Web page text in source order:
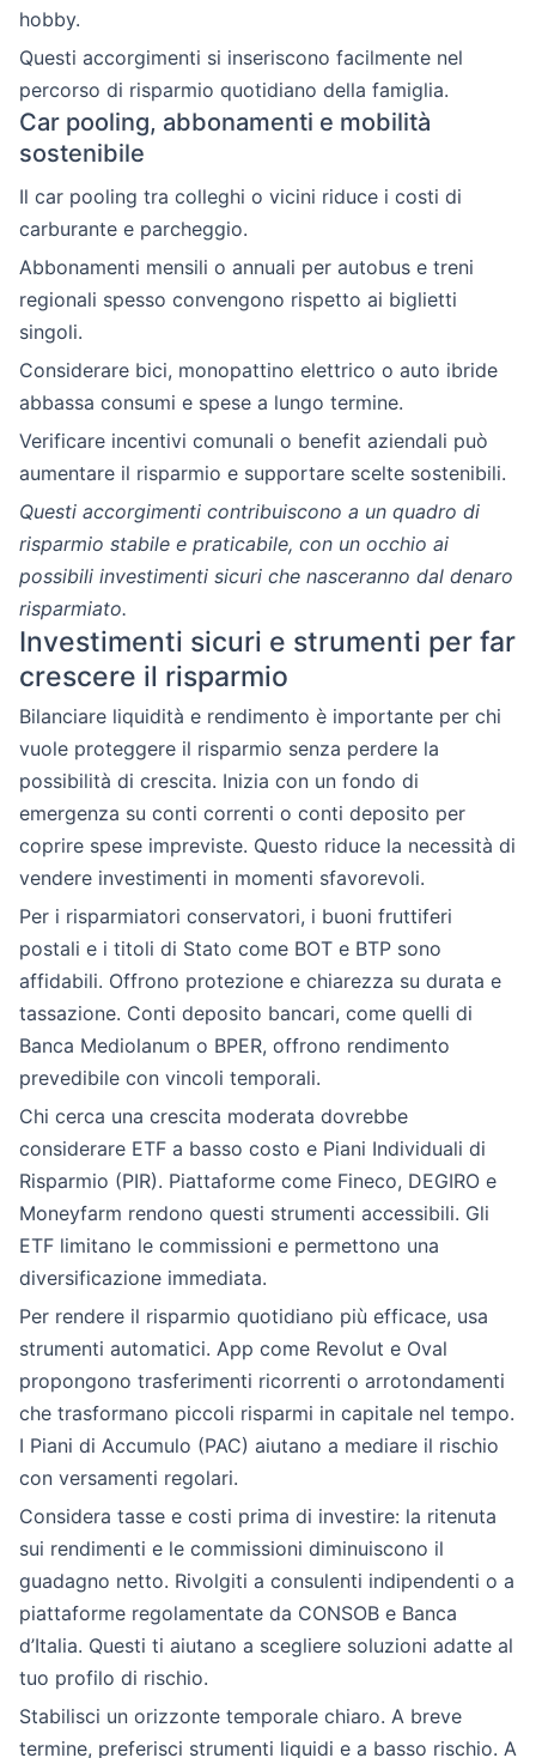
hobby.
Questi accorgimenti si inseriscono facilmente nel
percorso di risparmio quotidiano della famiglia.
Car pooling, abbonamenti e mobilità
sostenibile
Il car pooling tra colleghi o vicini riduce i costi di
carburante e parcheggio.
Abbonamenti mensili o annuali per autobus e treni
regionali spesso convengono rispetto ai biglietti
singoli.
Considerare bici, monopattino elettrico o auto ibride
abbassa consumi e spese a lungo termine.
Verificare incentivi comunali o benefit aziendali può
aumentare il risparmio e supportare scelte sostenibili.
Questi accorgimenti contribuiscono a un quadro di
risparmio stabile e praticabile, con un occhio ai
possibili investimenti sicuri che nasceranno dal denaro
risparmiato.
Investimenti sicuri e strumenti per far
crescere il risparmio
Bilanciare liquidità e rendimento è importante per chi
vuole proteggere il risparmio senza perdere la
possibilità di crescita. Inizia con un fondo di
emergenza su conti correnti o conti deposito per
coprire spese impreviste. Questo riduce la necessità di
vendere investimenti in momenti sfavorevoli.
Per i risparmiatori conservatori, i buoni fruttiferi
postali e i titoli di Stato come BOT e BTP sono
affidabili. Offrono protezione e chiarezza su durata e
tassazione. Conti deposito bancari, come quelli di
Banca Mediolanum o BPER, offrono rendimento
prevedibile con vincoli temporali.
Chi cerca una crescita moderata dovrebbe
considerare ETF a basso costo e Piani Individuali di
Risparmio (PIR). Piattaforme come Fineco, DEGIRO e
Moneyfarm rendono questi strumenti accessibili. Gli
ETF limitano le commissioni e permettono una
diversificazione immediata.
Per rendere il risparmio quotidiano più efficace, usa
strumenti automatici. App come Revolut e Oval
propongono trasferimenti ricorrenti o arrotondamenti
che trasformano piccoli risparmi in capitale nel tempo.
I Piani di Accumulo (PAC) aiutano a mediare il rischio
con versamenti regolari.
Considera tasse e costi prima di investire: la ritenuta
sui rendimenti e le commissioni diminuiscono il
guadagno netto. Rivolgiti a consulenti indipendenti o a
piattaforme regolamentate da CONSOB e Banca
d’Italia. Questi ti aiutano a scegliere soluzioni adatte al
tuo profilo di rischio.
Stabilisci un orizzonte temporale chiaro. A breve
termine, preferisci strumenti liquidi e a basso rischio. A